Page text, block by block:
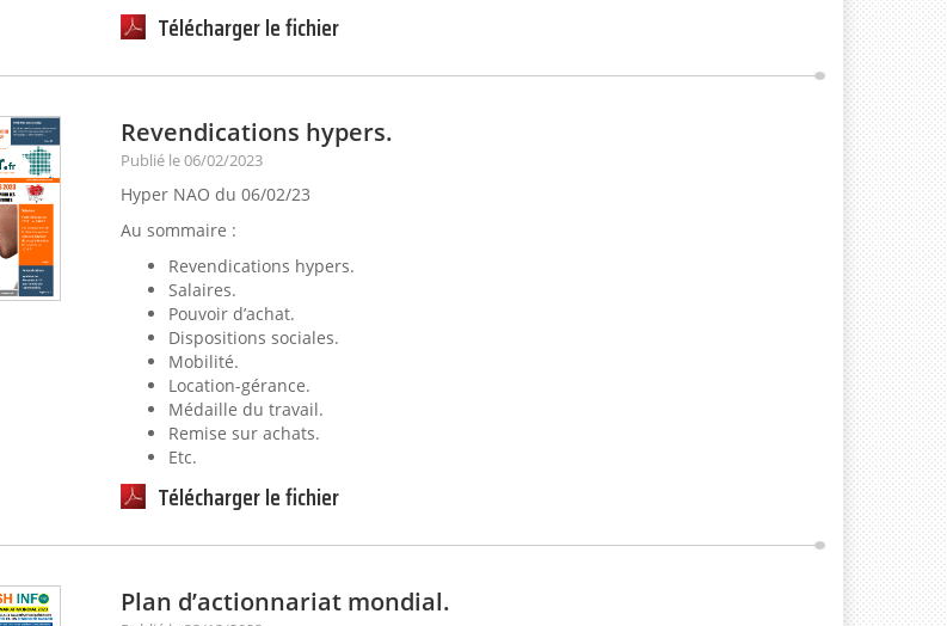
Télécharger le fichier
Revendications hypers.
Publié le 06/02/2023
Hyper NAO du 06/02/23
Au sommaire :
Revendications hypers.
Salaires.
Pouvoir d’achat.
Dispositions sociales.
Mobilité.
Location-gérance.
Médaille du travail.
Remise sur achats.
Etc.
Télécharger le fichier
Plan d’actionnariat mondial.